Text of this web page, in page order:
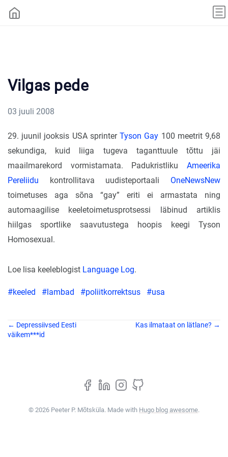
Vilgas pede
03 juuli 2008
29. juunil jooksis USA sprinterTyson Gay 100 meetrit 9,68
sekundiga, kuid liiga tugeva taganttuule tõttu jäi
maailmarekord vormistamata. Padukristliku Ameerika
Pereliidu kontrollitava uudisteportaali OneNewsNew
toimetuses aga sõna “gay” eriti ei armastata ning
automaagilise keeletoimetusprotsessi läbinud artiklis
hiilgas sportlike saavutustega hoopis keegi Tyson
Homosexual.
Loe lisa keeleblogist Language Log.
#keeled #lambad #poliitkorrektsus #usa
← Depressiivsed Eesti
väikem***id
Kas ilmataat on lätlane? →
© 2026 Peeter P. Mõtsküla. Made with Hugo blog awesome.